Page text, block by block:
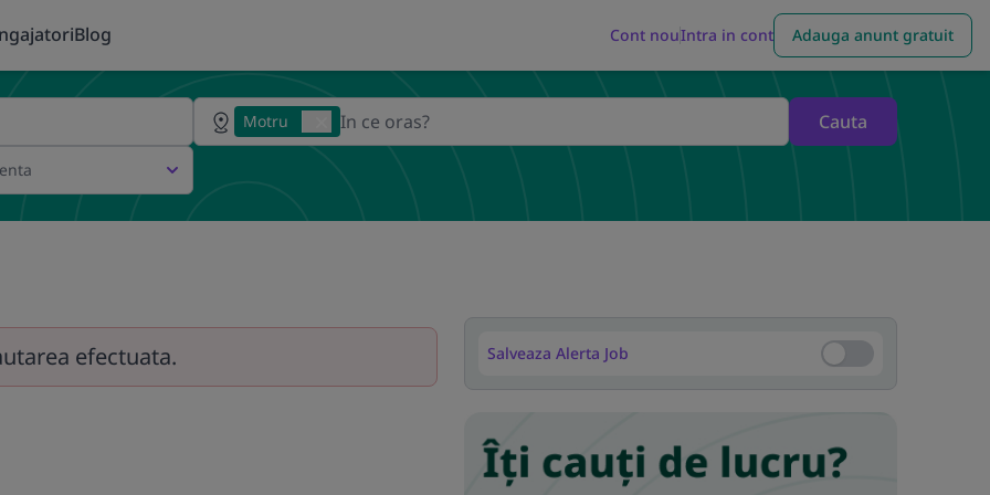
Blog Cont nouIntra in cont Adauga anunt gratuit
Motru Cauta
efectuata. Salveaza Alerta Job Salveaza Alerta Job